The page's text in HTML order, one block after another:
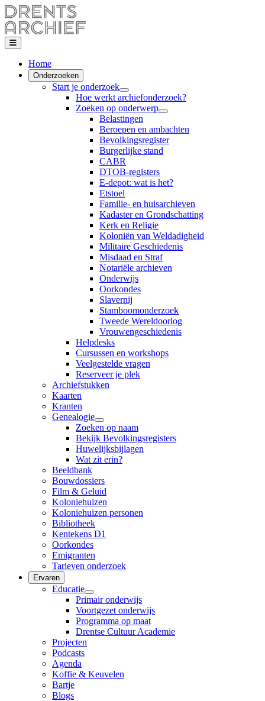
Home
Onderzoeken
Start je onderzoek
Hoe werkt archiefonderzoek?
Zoeken op onderwerp
Belastingen
Beroepen en ambachten
Bevolkingsregister
Burgerlijke stand
CABR
DTOB-registers
E-depot: wat is het?
Etstoel
Familie- en huisarchieven
Kadaster en Grondschatting
Kerk en Religie
Koloniën van Weldadigheid
Militaire Geschiedenis
Misdaad en Straf
Notariële archieven
Onderwijs
Oorkondes
Slavernij
Stamboomonderzoek
Tweede Wereldoorlog
Vrouwengeschiedenis
Helpdesks
Cursussen en workshops
Veelgestelde vragen
Reserveer je plek
Archiefstukken
Kaarten
Kranten
Genealogie
Zoeken op naam
Bekijk Bevolkingsregisters
Huwelijksbijlagen
Wat zit erin?
Beeldbank
Bouwdossiers
Film & Geluid
Koloniehuizen
Koloniehuizen personen
Bibliotheek
Kentekens D1
Oorkondes
Emigranten
Tarieven onderzoek
Ervaren
Educatie
Primair onderwijs
Voortgezet onderwijs
Programma op maat
Drentse Cultuur Academie
Projecten
Podcasts
Agenda
Koffie & Keuvelen
Bartje
Blogs